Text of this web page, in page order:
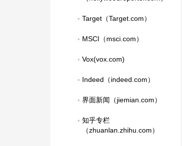
Target（Target.com）
MSCI（msci.com）
Vox(vox.com)
Indeed（indeed.com）
界面新闻（jiemian.com）
知乎专栏
（zhuanlan.zhihu.com）